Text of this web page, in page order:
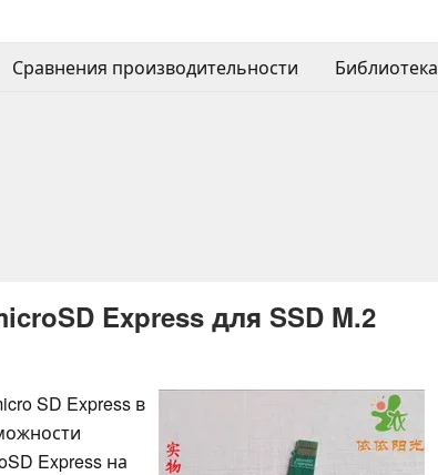
Сравнения производительности Библиотека
Express для SSD M.2
SD Express в
Express на